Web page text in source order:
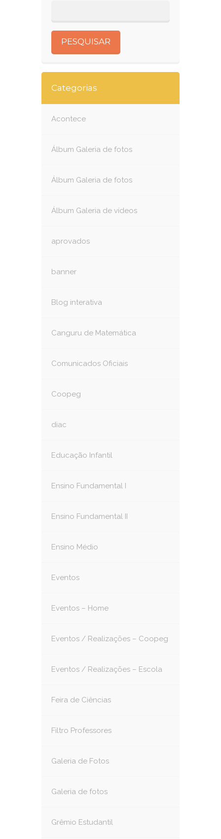
Categorias
Acontece
Álbum Galeria de fotos
Álbum Galeria de fotos
Álbum Galeria de vídeos
aprovados
banner
Blog interativa
Canguru de Matemática
Comunicados Oficiais
Coopeg
diac
Educação Infantil
Ensino Fundamental I
Ensino Fundamental II
Ensino Médio
Eventos
Eventos – Home
Eventos / Realizações – Coopeg
Eventos / Realizações – Escola
Feira de Ciências
Filtro Professores
Galeria de Fotos
Galeria de fotos
Grêmio Estudantil